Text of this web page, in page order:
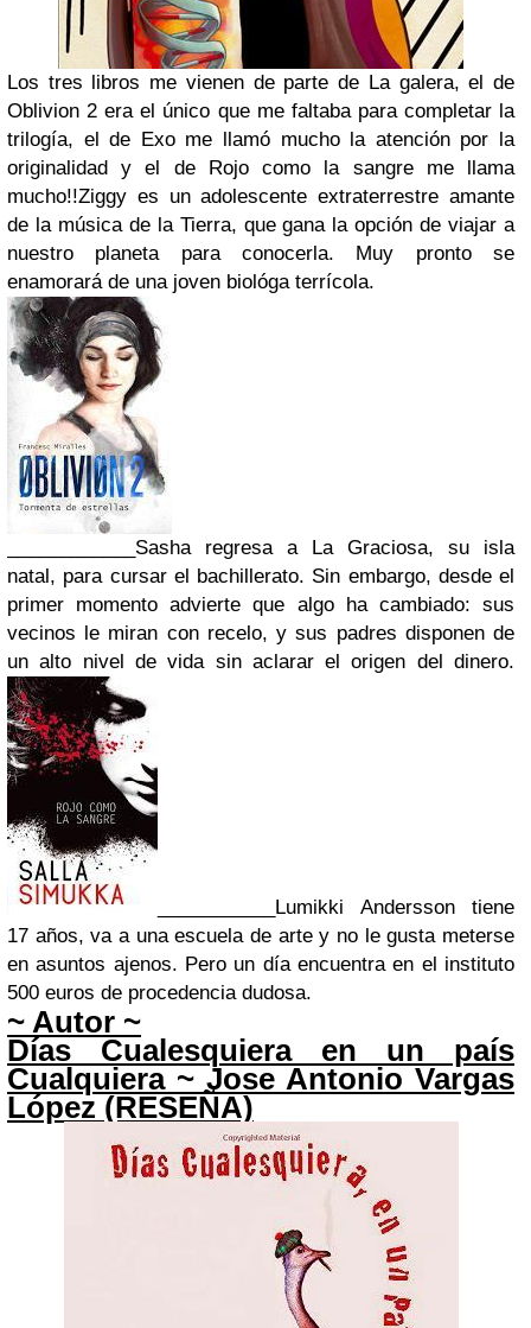
Los tres libros me vienen de parte de La galera, el de
Oblivion 2 era el único que me faltaba para completar la
trilogía, el de Exo me llamó mucho la atención por la
originalidad y el de Rojo como la sangre me llama
mucho!!Ziggy es un adolescente extraterrestre amante
de la música de la Tierra, que gana la opción de viajar a
nuestro planeta para conocerla. Muy pronto se
enamorará de una joven biológa terrícola.
Sasha regresa a La Graciosa, su isla
natal, para cursar el
bachillerato. Sin embargo, desde el
primer momento advierte que algo ha cambiado: sus
vecinos le miran con recelo, y sus padres disponen de
un alto nivel de vida sin aclarar el origen del dinero.
Lumikki Andersson tiene
17 años, va a una escuela de arte y no le gusta meterse
en asuntos ajenos. Pero un día encuentra en el instituto
500 euros de procedencia dudosa.
~ Autor ~
Días Cualesquiera en un país
Cualquiera ~ Jose Antonio Vargas
López (RESEÑA)